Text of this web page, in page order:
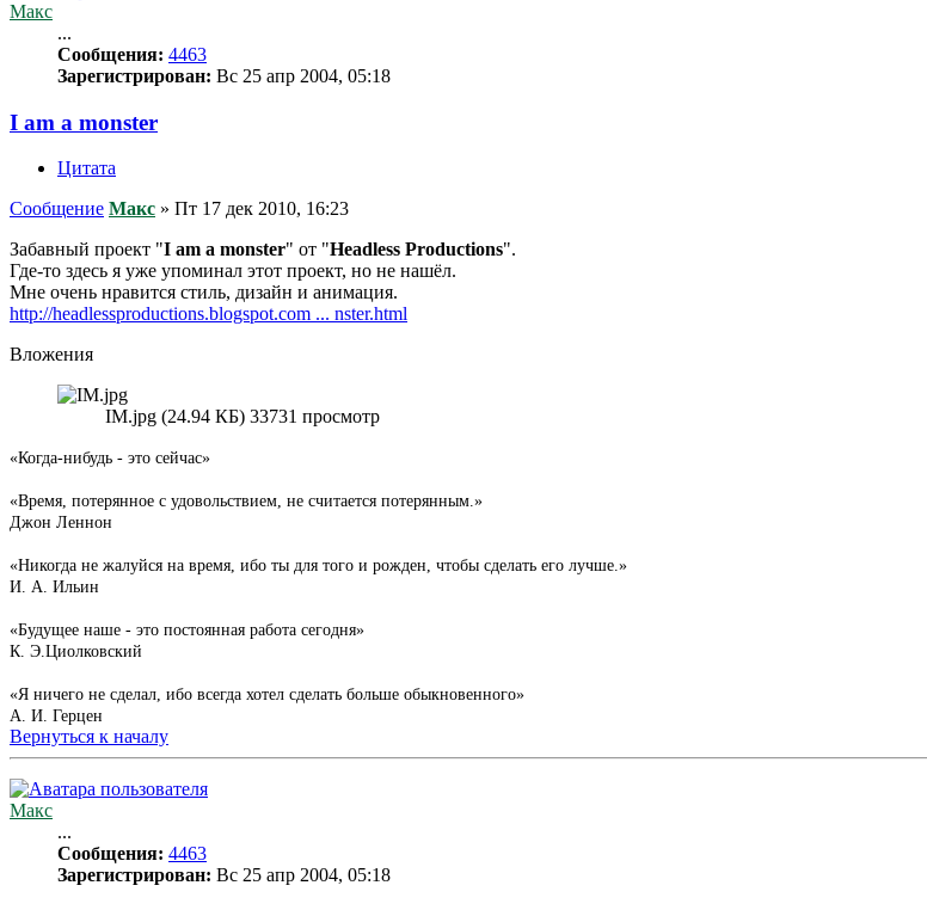
Макс
...
Сообщения: 4463
Зарегистрирован: Вс 25 апр 2004, 05:18
I am a monster
Цитата
Сообщение Макс » Пт 17 дек 2010, 16:23
Забавный проект "I am a monster" от "Headless Productions".
Где-то здесь я уже упоминал этот проект, но не нашёл.
Мне очень нравится стиль, дизайн и анимация.
http://headlessproductions.blogspot.com ... nster.html
Вложения
IM.jpg (24.94 КБ) 33731 просмотр
«Когда-нибудь - это сейчас»
«Время, потерянное с удовольствием, не считается потерянным.»
Джон Леннон
«Никогда не жалуйся на время, ибо ты для того и рожден, чтобы сделать его лучше.»
И. А. Ильин
«Будущее наше - это постоянная работа сегодня»
К. Э.Циолковский
«Я ничего не сделал, ибо всегда хотел сделать больше обыкновенного»
А. И. Герцен
Вернуться к началу
Макс
...
Сообщения: 4463
Зарегистрирован: Вс 25 апр 2004, 05:18